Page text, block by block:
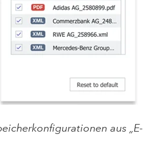
aus „E-